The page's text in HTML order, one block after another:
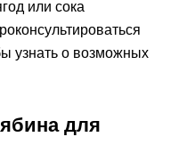
или сока
узнать о возможных
для